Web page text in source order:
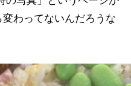
わってないんだろうな